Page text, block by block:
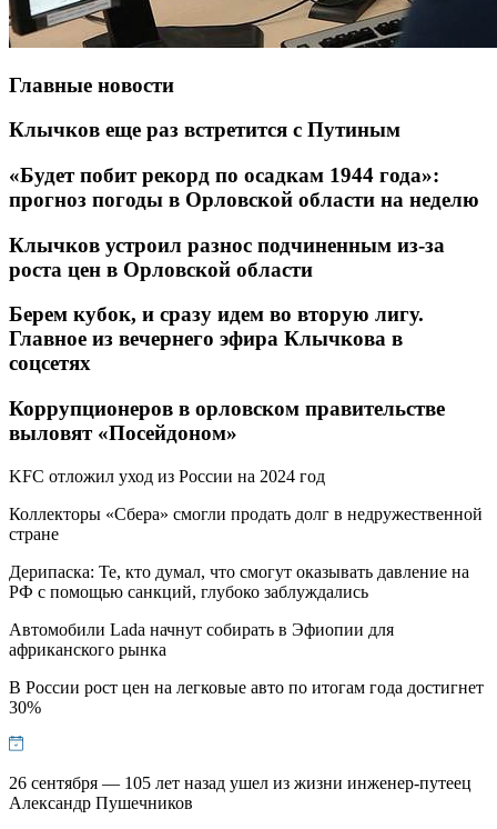
Главные новости
Клычков еще раз встретится с Путиным
«Будет побит рекорд по осадкам 1944 года»:
прогноз погоды в Орловской области на неделю
Клычков устроил разнос подчиненным из-за
роста цен в Орловской области
Берем кубок, и сразу идем во вторую лигу.
Главное из вечернего эфира Клычкова в
соцсетях
Коррупционеров в орловском правительстве
выловят «Посейдоном»
KFC отложил уход из России на 2024 год
Коллекторы «Сбера» смогли продать долг в недружественной
стране
Дерипаска: Те, кто думал, что смогут оказывать давление на
РФ с помощью санкций, глубоко заблуждались
Автомобили Lada начнут собирать в Эфиопии для
африканского рынка
В России рост цен на легковые авто по итогам года достигнет
30%
26 сентября — 105 лет назад ушел из жизни инженер-путеец
Александр Пушечников